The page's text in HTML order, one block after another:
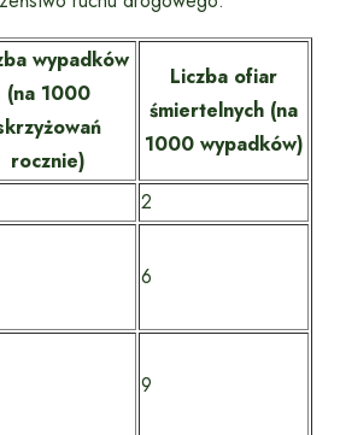
wypadków
(na 1000
rocznie)
Liczba ofiar
śmiertelnych (na
1000 wypadków)
2
6
9